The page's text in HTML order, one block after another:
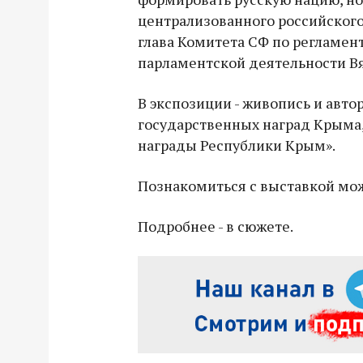
централизованного
глава Комитета СФ по
парламентской деятельности
В экспозиции - живопись и
государственных наград
награды Республики Крым».
Познакомиться с выставкой
Подробнее - в сюжете.